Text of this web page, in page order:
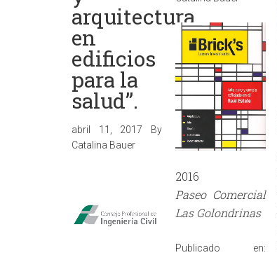
arquitectura
en
edificios
para la
salud”.
abril 11, 2017 By
Catalina Bauer
2016
Paseo Comercial
Las Golondrinas
Publicado en: